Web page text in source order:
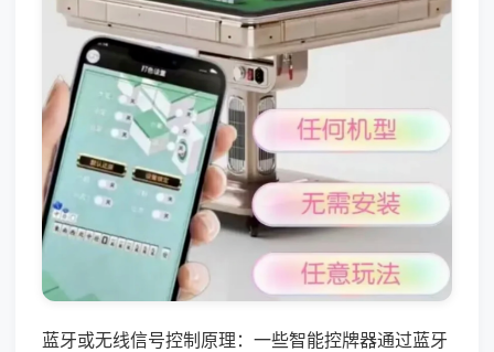
蓝牙或无线信号控制原理：一些智能控牌器通过蓝牙